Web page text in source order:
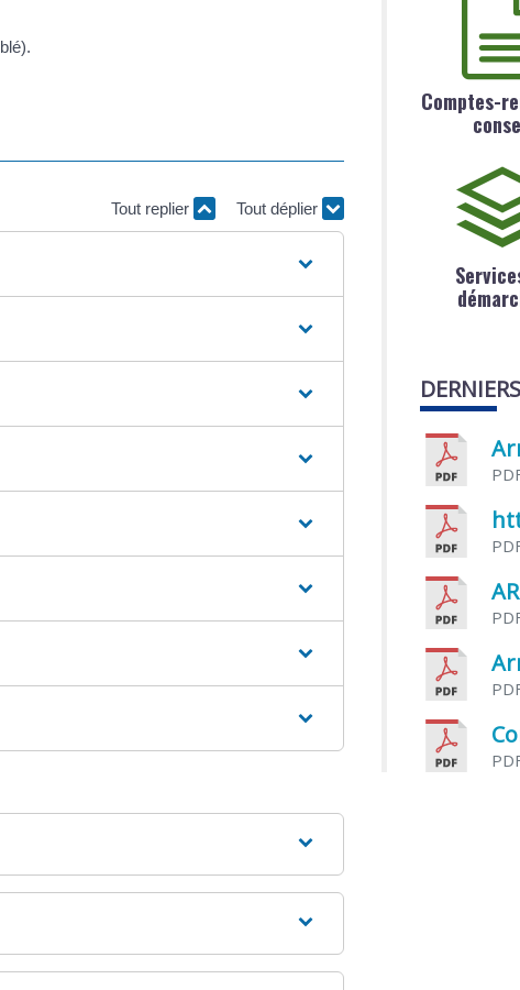
Tout replier Tout déplier
Comptes-